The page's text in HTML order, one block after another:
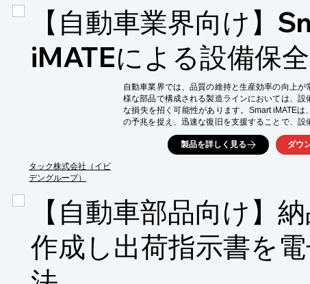
・部品の入出庫管理
・棚卸し作業
・不良品管理
・工程内での部品識別
【導入の効果】
・作業効率の改善
・在庫管理の最適化
・トレーサビリティの強化
【自動車業界向け】
iMATEによる設備保
タック株式会社（イビ
デングループ）
自動車業界では、品質の維持と生産効率の向上
様な部品で構成される製造ラインにおいては、設
な損失を招く可能性があります。Smart iMATE
の予兆を捉え、迅速な復旧を支援することで、
の向上に貢献します。
【活用シーン】
【導入の効果】
・設備の安定稼働による生産量の増加
・故障による損失の削減
・保全業務の効率化とコスト削減
製品を詳しく見る ダウ
【自動車部品向け】
作成し出荷指示書を